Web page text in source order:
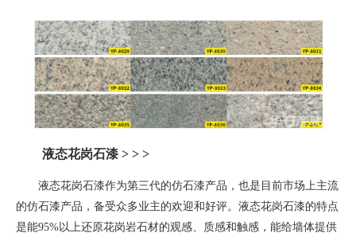
液态花岗石漆 > > >
液态花岗石漆作为第三代的仿石漆产品，也是目前市场上主流
的仿石漆产品，备受众多业主的欢迎和好评。液态花岗石漆的特点
是能95%以上还原花岗岩石材的观感、质感和触感，能给墙体提供